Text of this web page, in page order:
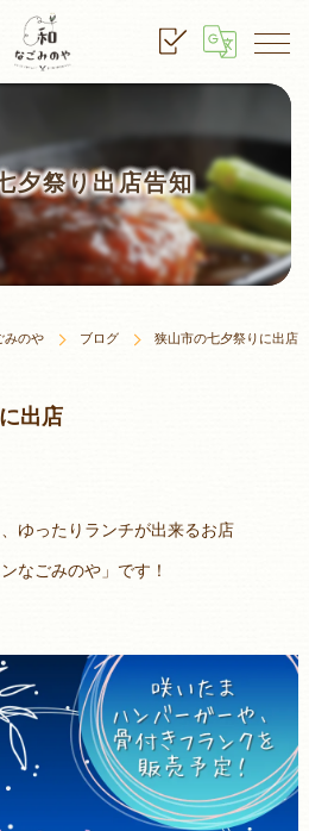
夕祭り出店告知
みのや ブログ 狭山市の七夕祭りに出店
出店
ゆったりランチが出来るお店
なごみのや」です！